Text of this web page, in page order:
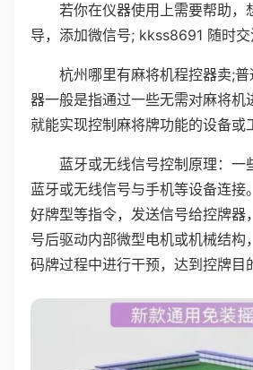
若你在仪器使用上需要帮助，
导，添加微信号; kkss8691 随时交
杭州哪里有麻将机程控器卖;
器一般是指通过一些无需对麻将机
就能实现控制麻将牌功能的设备或
蓝牙或无线信号控制原理：一
蓝牙或无线信号与手机等设备连接
好牌型等指令，发送信号给控牌器
号后驱动内部微型电机或机械结构
码牌过程中进行干预，达到控牌目